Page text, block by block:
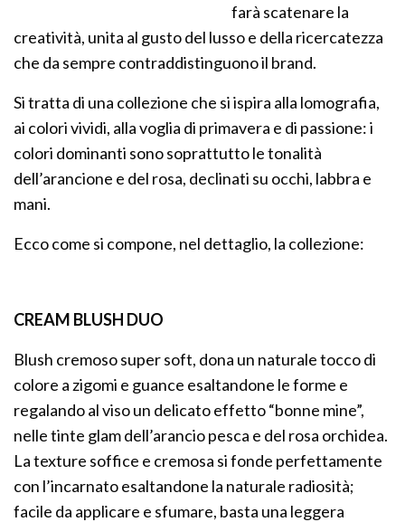
farà scatenare la
creatività, unita al gusto del lusso e della ricercatezza
che da sempre contraddistinguono il brand.
Si tratta di una collezione che si ispira alla lomografia,
ai colori vividi, alla voglia di primavera e di passione: i
colori dominanti sono soprattutto le tonalità
dell’arancione e del rosa, declinati su occhi, labbra e
mani.
Ecco come si compone, nel dettaglio, la collezione:
CREAM BLUSH DUO
Blush cremoso super soft, dona un naturale tocco di
colore a zigomi e guance esaltandone le forme e
regalando al viso un delicato effetto “bonne mine”,
nelle tinte glam dell’arancio pesca e del rosa orchidea.
La texture soffice e cremosa si fonde perfettamente
con l’incarnato esaltandone la naturale radiosità;
facile da applicare e sfumare, basta una leggera